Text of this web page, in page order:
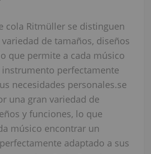
cola Ritmüller se distinguen
de tamaños, diseños
que permite a cada músico
perfectamente
necesidades personales.se
una gran variedad de
y funciones, lo que
músico encontrar un
adaptado a sus